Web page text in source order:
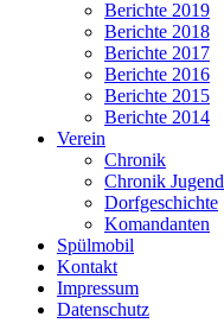
Berichte 2019
Berichte 2018
Berichte 2017
Berichte 2016
Berichte 2015
Berichte 2014
Verein
Chronik
Chronik Jugend
Dorfgeschichte
Komandanten
Spülmobil
Kontakt
Impressum
Datenschutz